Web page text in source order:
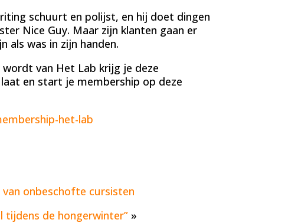
schuurt en polijst, en hij doet dingen
Nice Guy. Maar zijn klanten gaan er
als was in zijn handen.
van Het Lab krijg je deze
en start je membership op deze
het-lab
onbeschofte cursisten
tijdens de hongerwinter”»